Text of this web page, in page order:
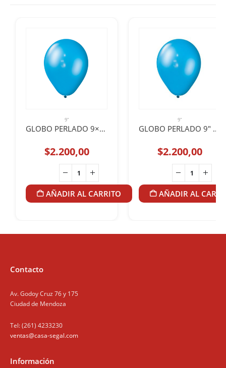
9"
GLOBO PERLADO 9×25 CELESTE BOMBUCHA
$2.200,00
AÑADIR AL CARRITO
9"
GLOBO PERLADO 9″ CELESTE x 25u
$2.200,00
AÑADIR AL
Contacto
Av. Godoy Cruz 76 y 175
Ciudad de Mendoza
Tel: (261) 4233230
ventas@casa-segal.com
Información